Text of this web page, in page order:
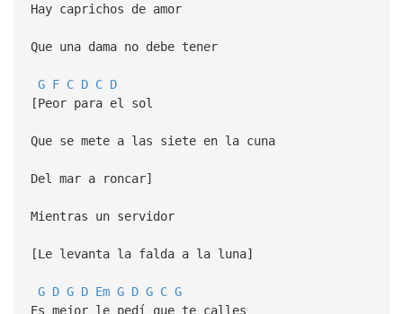
Hay caprichos de amor
Que una dama no debe tener
G F C D C D
[Peor para el sol
Que se mete a las siete en la cuna
Del mar a roncar]
Mientras un servidor
[Le levanta la falda a la luna]
G D G D Em G D G C G
Es mejor le pedí que te calles